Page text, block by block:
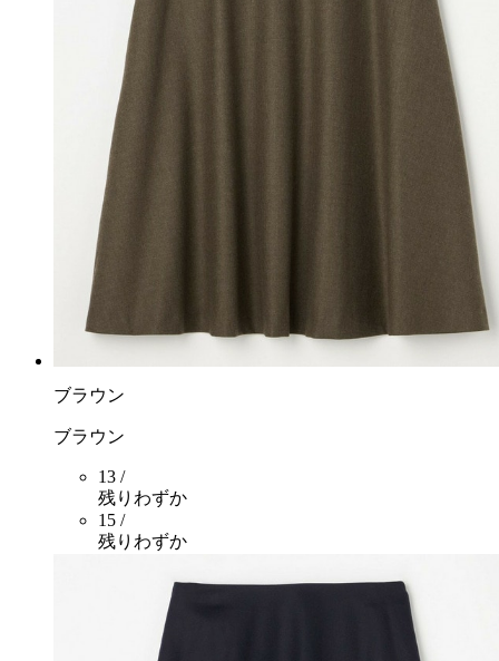
ブラウン
ブラウン
13 /
残りわずか
15 /
残りわずか